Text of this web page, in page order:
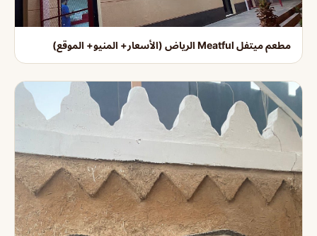
مطعم ميتفل Meatful الرياض (الأسعار+ المنيو+ الموقع)